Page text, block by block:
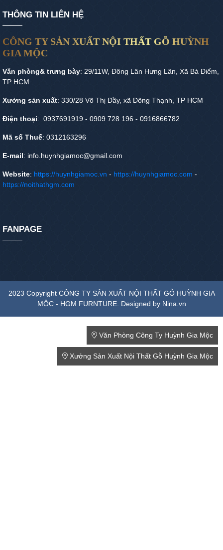
THÔNG TIN LIÊN HỆ
CÔNG TY SẢN XUẤT NỘI THẤT GỖ HUỲNH
GIA MỘC
Văn phòng& trưng bày: 29/11W, Đông Lân Hưng Lân, Xã Bà Điểm,
TP HCM
Xưởng sản xuất: 330/28 Võ Thị Đầy, xã Đông Thạnh, TP HCM
Điện thoại: 0937691919 - 0909 728 196 - 0916866782
Mã số Thuế: 0312163296
E-mail: info.huynhgiamoc@gmail.com
Website: https://huynhgiamoc.vn - https://huynhgiamoc.com -
https://noithathgm.com
FANPAGE
2023 Copyright CÔNG TY SẢN XUẤT NỘI THẤT GỖ HUỲNH GIA
MỘC - HGM FURNTURE. Designed by Nina.vn
Văn Phòng Công Ty Huỳnh Gia Mộc
Xưởng Sản Xuất Nội Thất Gỗ Huỳnh Gia Mộc